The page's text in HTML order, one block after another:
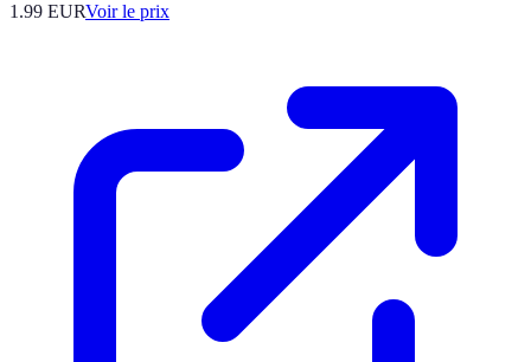
1.99 EURVoir le prix